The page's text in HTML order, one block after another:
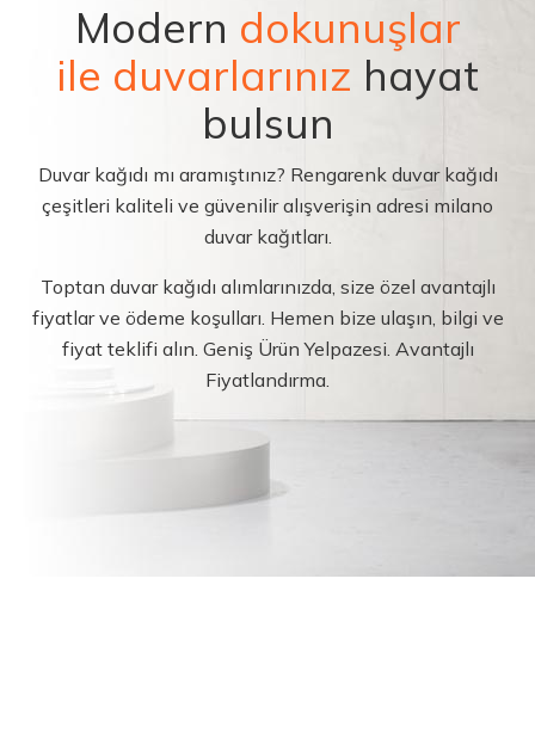
Modern dokunuşlar
ile duvarlarınız hayat
bulsun
Duvar kağıdı mı aramıştınız? Rengarenk duvar kağıdı
çeşitleri kaliteli ve güvenilir alışverişin adresi milano
duvar kağıtları.
Toptan duvar kağıdı alımlarınızda, size özel avantajlı
fiyatlar ve ödeme koşulları. Hemen bize ulaşın, bilgi ve
fiyat teklifi alın. Geniş Ürün Yelpazesi. Avantajlı
Fiyatlandırma.